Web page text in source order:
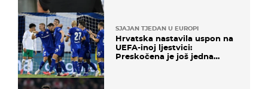
SJAJAN TJEDAN U EUROPI
Hrvatska nastavila uspon na
UEFA-inoj ljestvici:
Preskočena je još jedna